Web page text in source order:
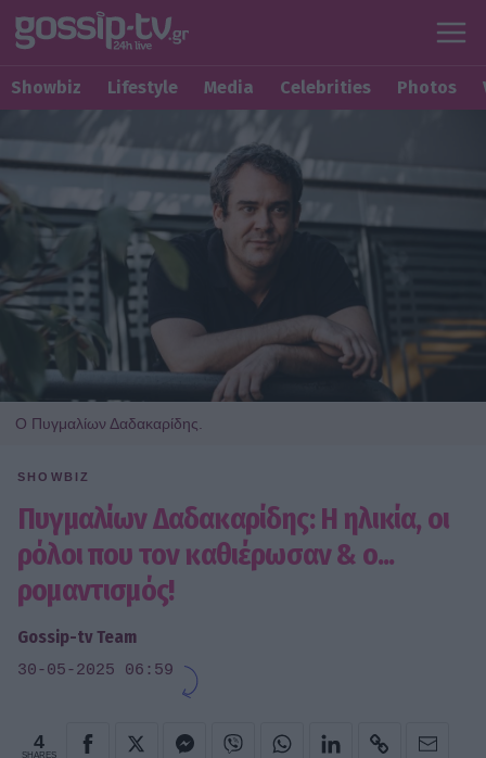
Showbiz Lifestyle Media Celebrities Photos
Ο Πυγμαλίων Δαδακαρίδης.
SHOWBIZ
Πυγμαλίων Δαδακαρίδης: Η ηλικία, οι
ρόλοι που τον καθιέρωσαν & ο...
ρομαντισμός!
Gossip-tv Team
30-05-2025 06:59
4
SHARES